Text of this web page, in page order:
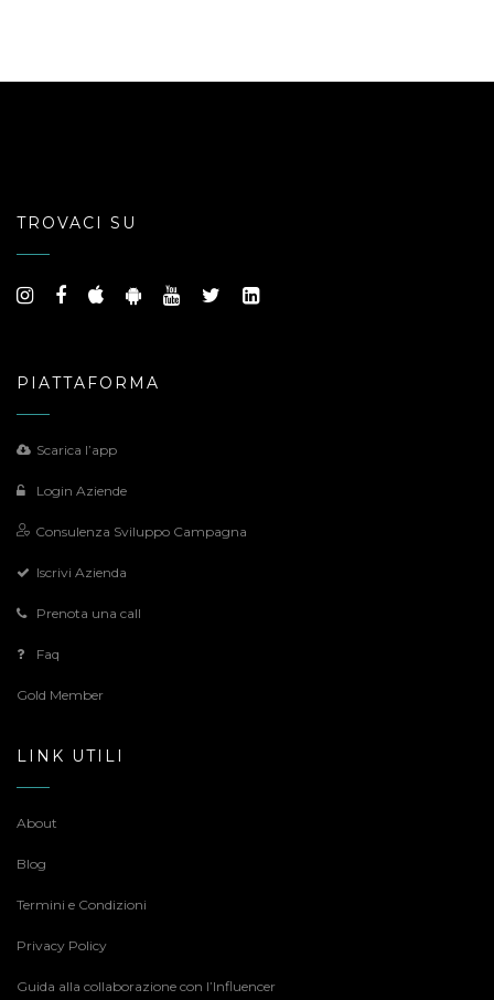
TROVACI SU
PIATTAFORMA
Scarica l’app
Login Aziende
Consulenza Sviluppo Campagna
Iscrivi Azienda
Prenota una call
Faq
Gold Member
LINK UTILI
About
Blog
Termini e Condizioni
Privacy Policy
Guida alla collaborazione con l’Influencer